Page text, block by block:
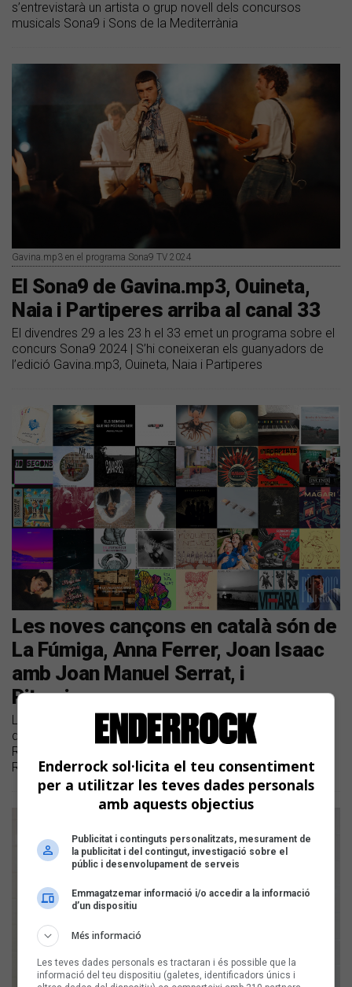
s’entrevistarà un artista o grup novell dels concursos
musicals Sona9 i Sons de la Mediterrània
Gavina.mp3 en el programa Sona9 TV 2024
​El Sona9 de Gavina.mp3, Ouineta,
Naia i Partiperes arriba al canal 33
El divendres 29 a les 23 h el 33 emet un programa sobre el
concurs Sona9 2024 | S’hi coneixeran els guanyadors de
l’edició Gavina.mp3, Ouineta, Naia i Partiperes
Les noves cançons en català són de
La Fúmiga, Anna Ferrer, Joan Isaac
amb Joan Manuel Serrat, i
Pitxorines
Llistem les novetats discogràfiques en català dels últims
dies | També han publicat nous temes Júlia Collado Riu,
Roserona, Vittara, Terrae, Hereus del Beat, Andreu Valor,
River Omelette amb Iker i Selma Bruna, i Ayryn
Enderrock sol·licita el teu consentiment
per a utilitzar les teves dades personals
amb aquests objectius
Publicitat i continguts personalitzats, mesurament de
la publicitat i del contingut, investigació sobre el
públic i desenvolupament de serveis
Emmagatzemar informació i/o accedir a la informació
d’un dispositiu
Més informació
Les teves dades personals es tractaran i és possible que la
informació del teu dispositiu (galetes, identificadors únics i